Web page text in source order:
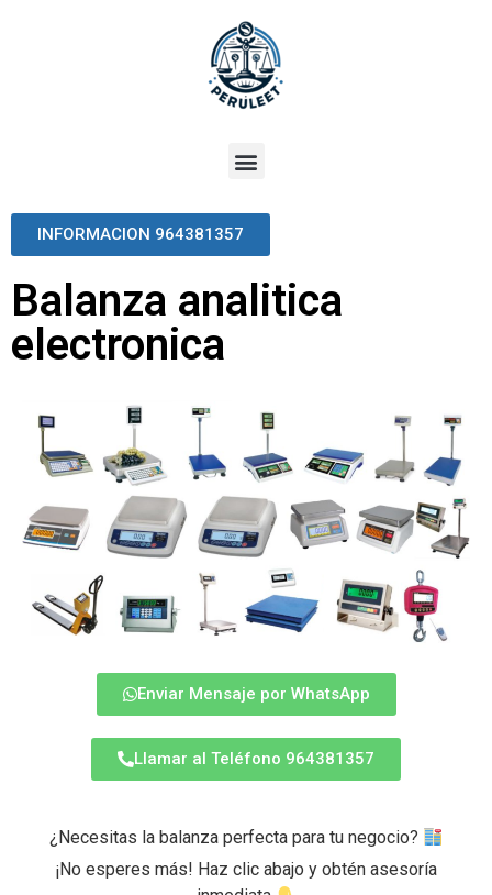
INFORMACION 964381357
Balanza analitica
electronica
Enviar Mensaje por WhatsApp
Llamar al Teléfono 964381357
¿Necesitas la balanza perfecta para tu negocio?
¡No esperes más! Haz clic abajo y obtén asesoría